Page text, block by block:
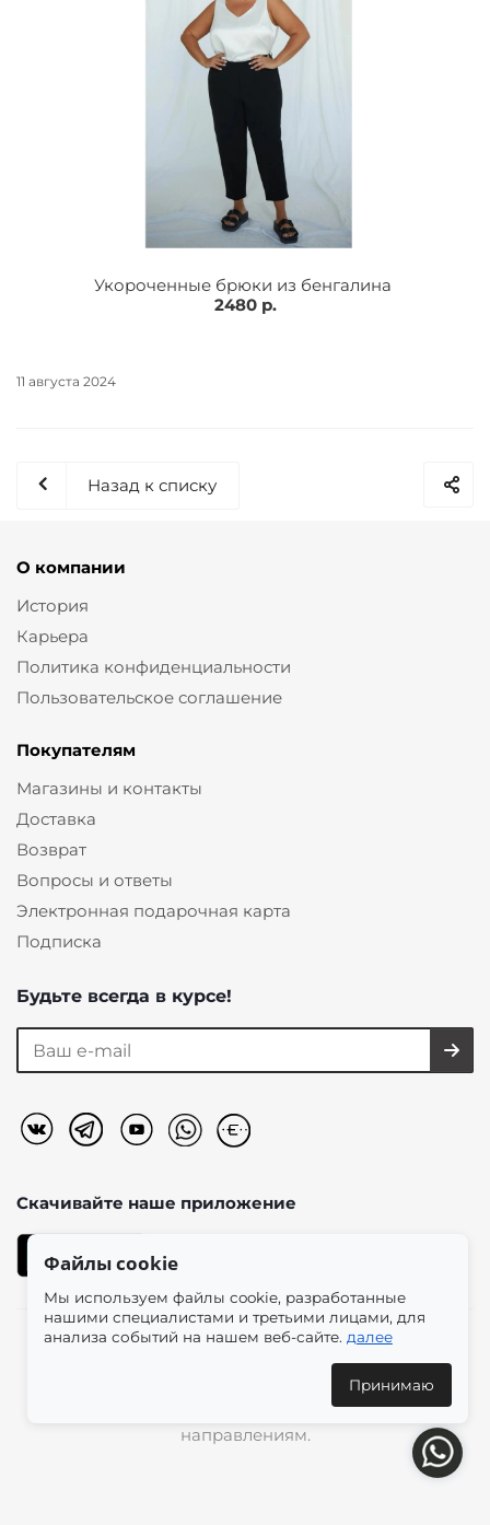
Укороченные брюки из бенгалина
2480 р.
11 августа 2024
Назад к списку
О компании
История
Карьера
Политика конфиденциальности
Пользовательское соглашение
Покупателям
Магазины и контакты
Доставка
Возврат
Вопросы и ответы
Электронная подарочная карта
Подписка
Будьте всегда в курсе!
Скачивайте наше приложение
магазин женской одежды в эстетике plus size.
Доставка по всей России и международным
направлениям.
Файлы cookie
Мы используем файлы cookie, разработанные
нашими специалистами и третьими лицами, для
анализа событий на нашем веб-сайте. далее
Принимаю